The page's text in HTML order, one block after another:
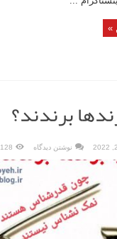
»
برندند؟
نوشتن دیدگاه 128 بازدید